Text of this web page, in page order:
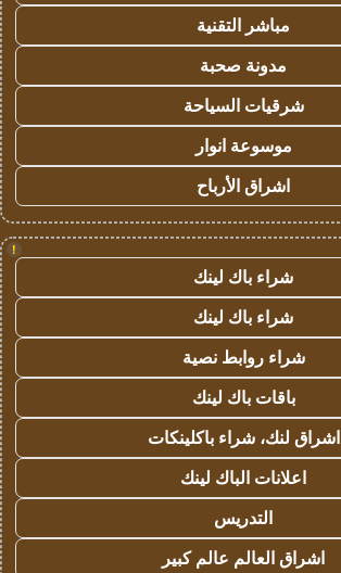
مباشر التقنية
مدونة صحبة
شرقيات السياحة
موسوعة انوار
اشراق الأرباح
!
شراء باك لينك
شراء باك لينك
شراء روابط نصية
باقات باك لينك
اشراق لنك، شراء باكلينكات
اعلانات الباك لينك
التدريس
اشراق العالم عالم كبير